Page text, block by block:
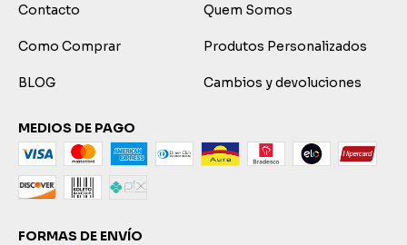
Contacto Quem Somos
Como Comprar Produtos Personalizados
BLOG Cambios y devoluciones
MEDIOS DE PAGO
FORMAS DE ENVÍO